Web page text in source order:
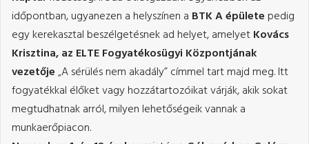
időpontban, ugyanezen a helyszínen a BTK A épületepedig
egy kerekasztal beszélgetésnek ad helyet, amelyetKovács
Krisztina, az ELTE Fogyatékosügyi Központjának
vezetője„A sérülés nem akadály” címmel tart majd meg. Itt
fogyatékkal élőket vagy hozzátartozóikat várják, akik sokat
megtudhatnak arról, milyen lehetőségeik vannak a
munkaerőpiacon.